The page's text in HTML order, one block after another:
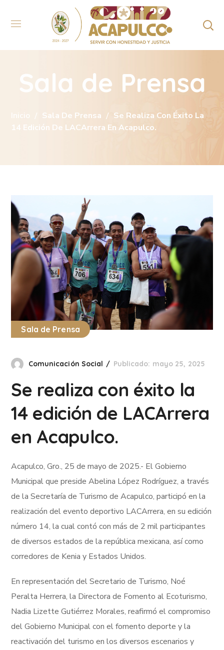
Sala de Prensa
Inicio Sala De Prensa
Se Realiza Con Éxito La
14 Edición De LACArrera En Acapulco.
Sala de Prensa
Comunicación Social Publicado: mayo 25, 2025
Se realiza con éxito la
14 edición de LACArrera
en Acapulco.
Acapulco, Gro., 25 de mayo de 2025.- El Gobierno
Municipal que preside Abelina López Rodríguez, a través
de la Secretaría de Turismo de Acapulco, participó en la
realización del evento deportivo LACArrera, en su edición
número 14, la cual contó con más de 2 mil participantes
de diversos estados de la república mexicana, así como
corredores de Kenia y Estados Unidos.
En representación del Secretario de Turismo, Noé
Peralta Herrera, la Directora de Fomento al Ecoturismo,
Nadia Lizette Gutiérrez Morales, reafirmó el compromiso
del Gobierno Municipal con el fomento deporte y la
reactivación del turismo en los diversos escenarios y